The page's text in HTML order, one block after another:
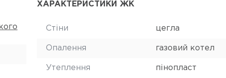
ХАРАКТЕРИСТИКИ ЖК
Стіни цегла
Опалення газовий котел
Утеплення пінопласт